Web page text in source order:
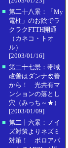
■ 第二十八景：「My
電柱」のお陰でラ
クラクFTTH開通
（カネコ・トオ
ル）
[2003/01/16]
■ 第二十七景：帯域
改善はダンナ改善
から！ 光共有マ
ンションの落とし
穴（みっち～★）
[2003/01/09]
■ 第二十六景：ノイ
ズ対策よりネズミ
対策！ ボロアパ